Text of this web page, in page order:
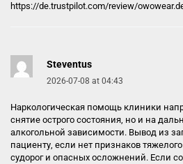
https://de.trustpilot.com/review/
Steventus
2026-07-08 at 04:43
Наркологическая помощь клиники
снятие острого состояния, но и на
алкогольной зависимости. Вывод из
пациенту, если нет признаков
судорог и опасных осложнений. Если